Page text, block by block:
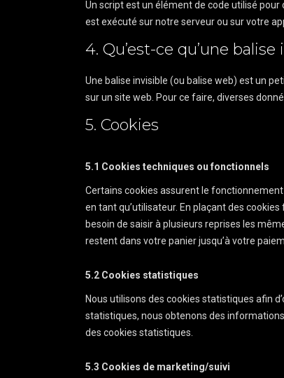
Un script est un élément de code utilisé
est exécuté sur notre serveur ou sur votre
4. Qu’est-ce qu’une balise
Une balise invisible (ou balise web) est un
sur un site web. Pour ce faire, diverses
5. Cookies
5.1 Cookies techniques ou fonctionnels
Certains cookies assurent le
en tant qu’utilisateur. En plaçant des
besoin de saisir à plusieurs reprises les
restent dans votre panier jusqu’à votre
5.2 Cookies statistiques
Nous utilisons des cookies statistiques afin
statistiques, nous obtenons des
des cookies statistiques.
5.3 Cookies de marketing/suivi